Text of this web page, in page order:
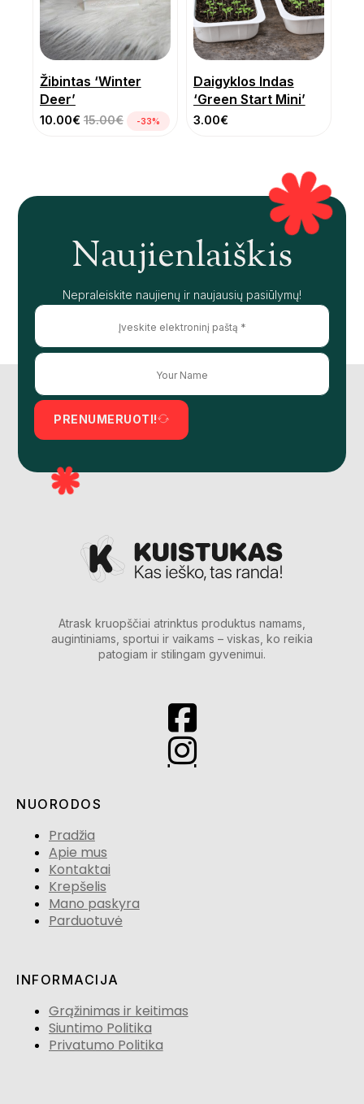
Žibintas ‘Winter
Deer’
10.00€ 15.00€ -33%
Daigyklos Indas
‘Green Start Mini’
3.00€
Naujienlaiškis
Nepraleiskite naujienų ir naujausių pasiūlymų!
PRENUMERUOTI!
Atrask kruopščiai atrinktus produktus namams,
augintiniams, sportui ir vaikams – viskas, ko reikia
patogiam ir stilingam gyvenimui.
NUORODOS
Pradžia
Apie mus
Kontaktai
Krepšelis
Mano paskyra
Parduotuvė
INFORMACIJA
Grąžinimas ir keitimas
Siuntimo Politika
Privatumo Politika